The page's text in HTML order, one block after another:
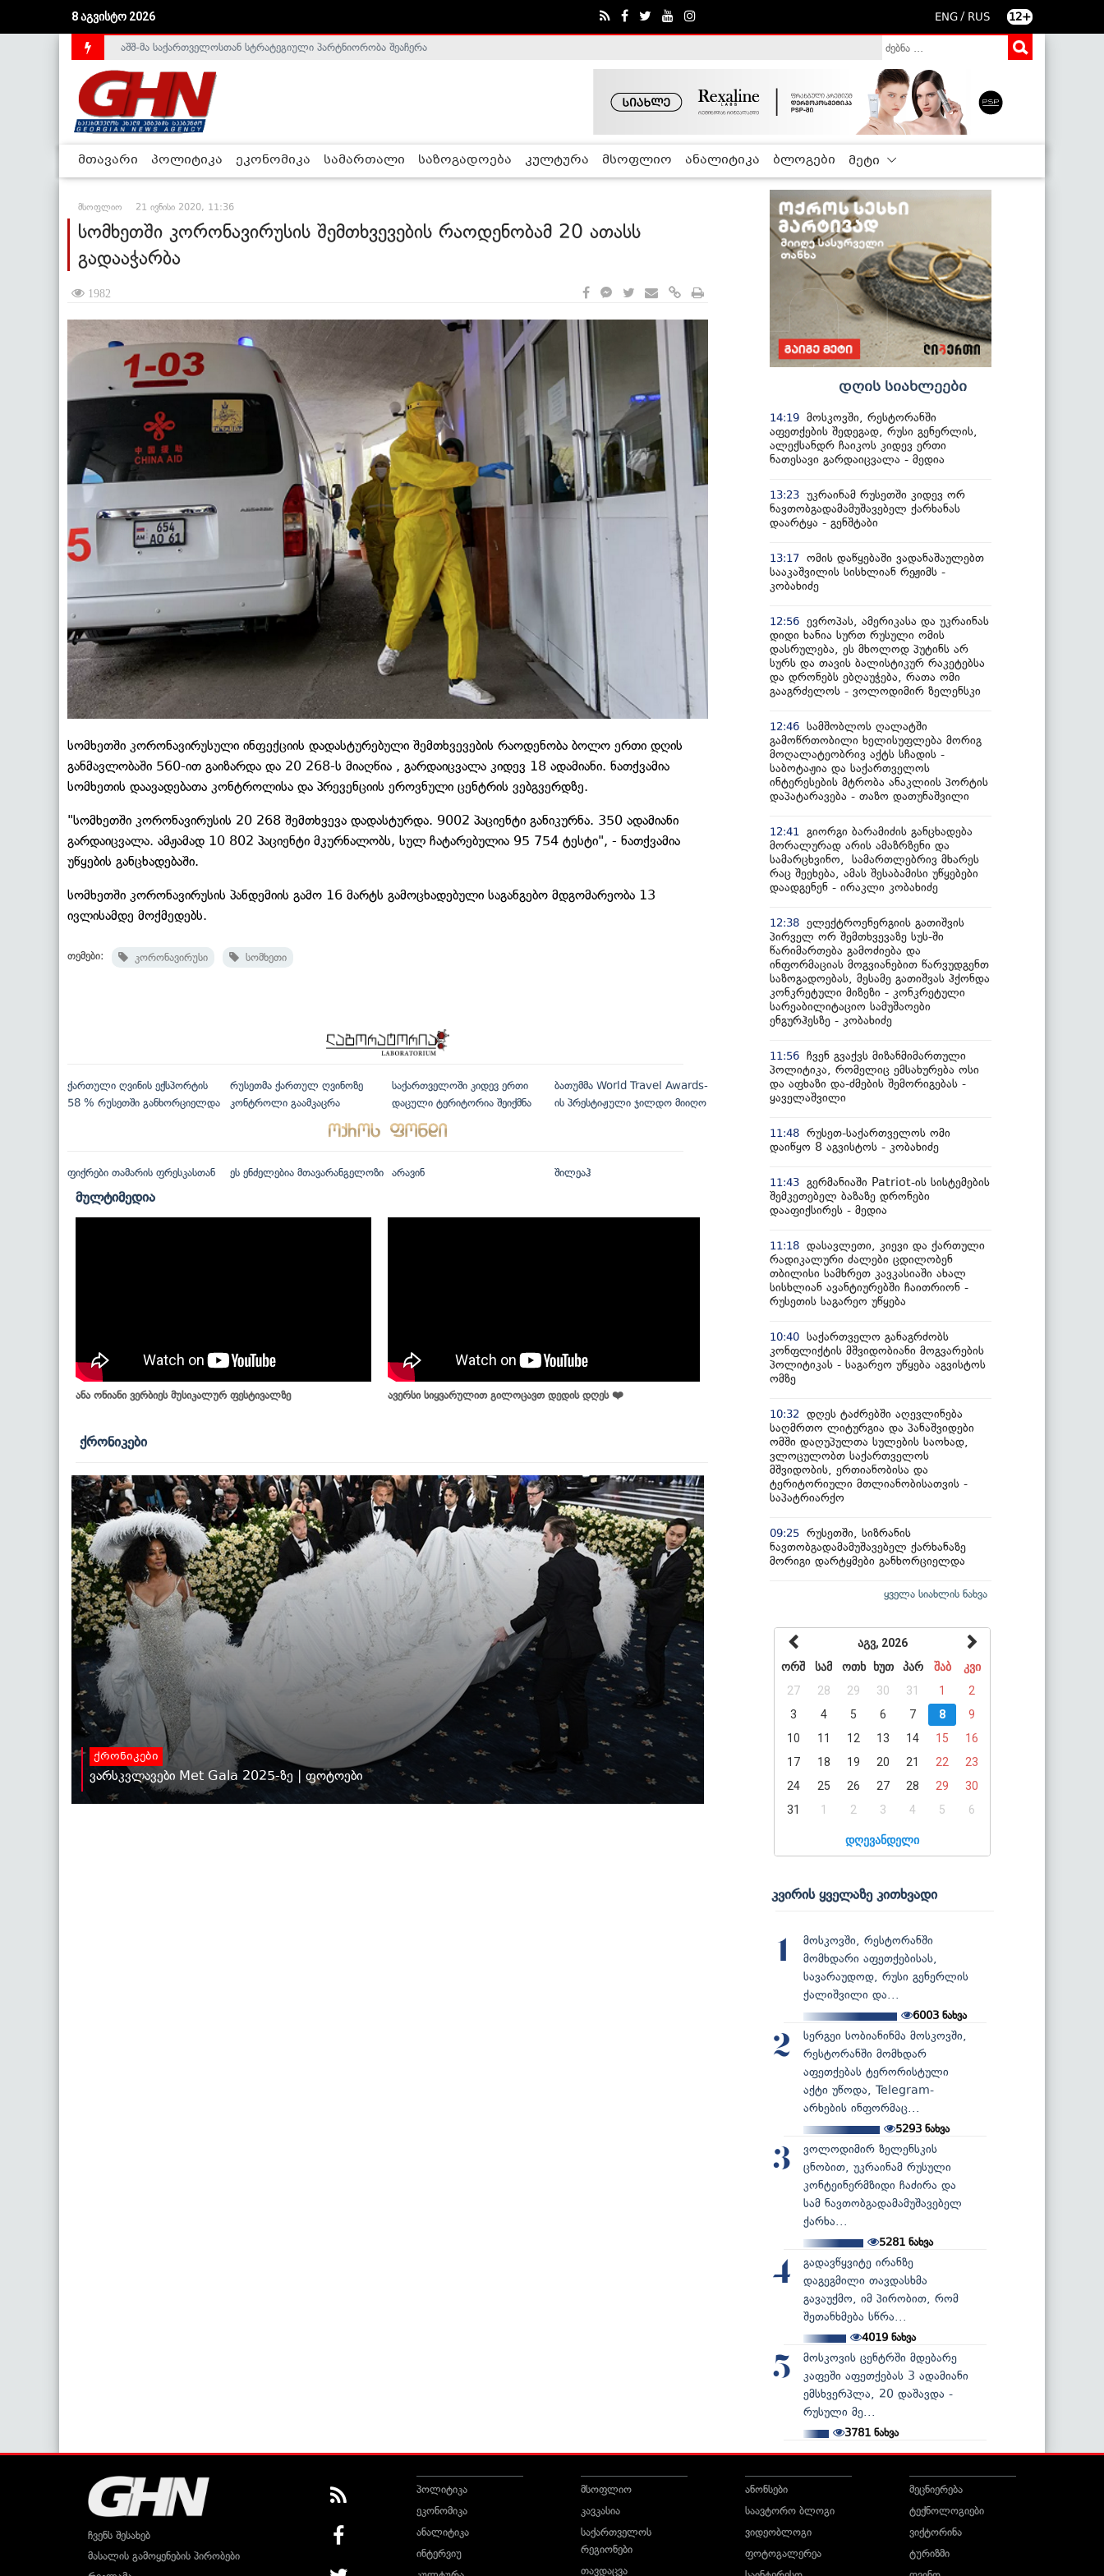
8 აგვისტო 2026 ENG / RUS 12+
საქართველოს დე-ფაქტო მთავრობა არალეგიტიმურია - ჰელსინკის კომისია
მთავარი პოლიტიკა ეკონომიკა სამართალი საზოგადოება კულტურა მსოფლიო ანალიტიკა ბლოგები მეტი
მსოფლიო 21 ივნისი 2020, 11:36
სომხეთში კორონავირუსის შემთხვევების რაოდენობამ 20 ათასს
გადააჭარბა
1982
სომხეთში კორონავირუსული ინფექციის დადასტურებული შემთხვევების რაოდენობა ბოლო ერთი დღის
განმავლობაში 560-ით გაიზარდა და 20 268-ს მიაღწია , გარდაიცვალა კიდევ 18 ადამიანი. ნათქვამია
სომხეთის დაავადებათა კონტროლისა და პრევენციის ეროვნული ცენტრის ვებგვერდზე.
"სომხეთში კორონავირუსის 20 268 შემთხვევა დადასტურდა. 9002 პაციენტი განიკურნა. 350 ადამიანი
გარდაიცვალა. ამჟამად 10 802 პაციენტი მკურნალობს, სულ ჩატარებულია 95 754 ტესტი", - ნათქვამია
უწყების განცხადებაში.
სომხეთში კორონავირუსის პანდემიის გამო 16 მარტს გამოცხადებული საგანგებო მდგომარეობა 13
ივლისამდე მოქმედებს.
თემები: კორონავირუსი სომხეთი
ქართული ღვინის ექსპორტის
58 % რუსეთში განხორციელდა
რუსეთმა ქართულ ღვინოზე
კონტროლი გაამკაცრა
საქართველოში კიდევ ერთი
დაცული ტერიტორია შეიქმნა
ბათუმმა World Travel Awards-
ის პრესტიჟული ჯილდო მიიღო
ფიქრები თამარის ფრესკასთან ეს ენძელებია მთავარანგელოზი არავინ შილეაჰ
მულტიმედია
ანა ონიანი ვერბიეს მუსიკალურ ფესტივალზე ავერსი სიყვარულით გილოცავთ დედის დღეს ❤️
ქრონიკები
ქრონიკები
ვარსკვლავები Met Gala 2025-ზე | ფოტოები
დღის სიახლეები
14:19 მოსკოვში, რესტორანში
აფეთქების შედეგად, რუსი გენერლის,
ალექსანდრ ჩაიკოს კიდევ ერთი
ნათესავი გარდაიცვალა - მედია
13:23 უკრაინამ რუსეთში კიდევ ორ
ნავთობგადამამუშავებელ ქარხანას
დაარტყა - გენშტაბი
13:17 ომის დაწყებაში ვადანაშაულებთ
სააკაშვილის სისხლიან რეჟიმს -
კობახიძე
12:56 ევროპას, ამერიკასა და უკრაინას
დიდი ხანია სურთ რუსული ომის
დასრულება, ეს მხოლოდ პუტინს არ
სურს და თავის ბალისტიკურ რაკეტებსა
და დრონებს ებღაუჭება, რათა ომი
გააგრძელოს - ვოლოდიმირ ზელენსკი
12:46 სამშობლოს ღალატში
გამოწრთობილი ხელისუფლება მორიგ
მოღალატეობრივ აქტს სჩადის -
საბოტაჟია და საქართველოს
ინტერესების მტრობა ანაკლიის პორტის
დაპატარავება - თაზო დათუნაშვილი
12:41
გიორგი ბარამიძის განცხადება
მორალურად არის ამაზრზენი და
სამარცხვინო, სამართლებრივ მხარეს
რაც შეეხება, ამას შესაბამისი უწყებები
დაადგენენ - ირაკლი კობახიძე
12:38 ელექტროენერგიის გათიშვის
პირველ ორ შემთხვევაზე სუს-ში
წარიმართება გამოძიება და
ინფორმაციას მოგვიანებით წარვუდგენთ
საზოგადოებას, მესამე გათიშვას ჰქონდა
კონკრეტული მიზეზი - კონკრეტული
სარეაბილიტაციო სამუშაოები
ენგურჰესზე - კობახიძე
11:56 ჩვენ გვაქვს მიზანმიმართული
პოლიტიკა, რომელიც ემსახურება ოსი
და აფხაზი და-ძმების შემორიგებას -
ყაველაშვილი
11:48 რუსეთ-საქართველოს ომი
დაიწყო 8 აგვისტოს - კობახიძე
11:43 გერმანიაში Patriot-ის სისტემების
შემკეთებელ ბაზაზე დრონები
დააფიქსირეს - მედია
11:18 დასავლეთი, კიევი და ქართული
რადიკალური ძალები ცდილობენ
თბილისი სამხრეთ კავკასიაში ახალ
სისხლიან ავანტიურებში ჩაითრიონ -
რუსეთის საგარეო უწყება
10:40 საქართველო განაგრძობს
კონფლიქტის მშვიდობიანი მოგვარების
პოლიტიკას - საგარეო უწყება აგვისტოს
ომზე
10:32
დღეს ტაძრებში აღევლინება
საღმრთო ლიტურგია და პანაშვიდები
ომში დაღუპულთა სულების საოხად,
ვლოცულობთ საქართველოს
მშვიდობის, ერთიანობისა და
ტერიტორიული მთლიანობისათვის -
საპატრიარქო
09:25 რუსეთში, სიზრანის
ნავთობგადამამუშავებელ ქარხანაზე
მორიგი დარტყმები განხორციელდა
ყველა სიახლის ნახვა
აგვ, 2026
ორშ
სამ ოთხ ხუთ პარ შაბ
კვი
27
28 29 30 31 1
2
3
4 5 6 7 8
9
10
11 12 13 14 15
16
17
18 19 20 21 22
23
24
25 26 27 28 29
30
31
1 2 3 4 5 6
დღევანდელი
კვირის ყველაზე კითხვადი
1
მოსკოვში, რესტორანში
მომხდარი აფეთქებისას,
სავარაუდოდ, რუსი გენერლის
ქალიშვილი და...
6003 ნახვა
2
სერგეი სობიანინმა მოსკოვში,
რესტორანში მომხდარ
აფეთქებას ტერორისტული
აქტი უწოდა, Telegram-
არხების ინფორმაც...
5293 ნახვა
3
ვოლოდიმირ ზელენსკის
ცნობით, უკრაინამ რუსული
კონტეინერმზიდი ჩაძირა და
სამ ნავთობგადამამუშავებელ
ქარხა...
5281ნახვა
4
გადავწყვიტე ირანზე
დაგეგმილი თავდასხმა
გავაუქმო, იმ პირობით, რომ
შეთანხმება სწრა...
4019ნახვა
5
მოსკოვის ცენტრში მდებარე
კაფეში აფეთქებას 3 ადამიანი
ემსხვერპლა, 20 დაშავდა -
რუსული მე...
3781 ნახვა
ჩვენს შესახებ
მასალის გამოყენების პირობები
პოლიტიკა
ეკონომიკა
ანალიტიკა
ინტერვიუ
მსოფლიო
კავკასია
საქართველოს
რეგიონები
თავდაცვა
ანონსები
საავტორო ბლოგი
ვიდეობლოგი
ფოტოგალერეა
მეცნიერება
ტექნოლოგიები
ვიქტორინა
ტურიზმი